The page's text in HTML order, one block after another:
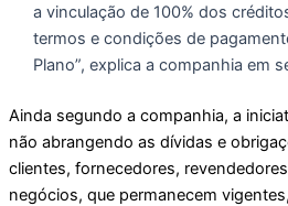
a vinculação de 100% dos
termos e condições de
Plano”, explica a companhia em
Ainda segundo a companhia, a
não abrangendo as dívidas e
clientes, fornecedores,
negócios, que permanecem